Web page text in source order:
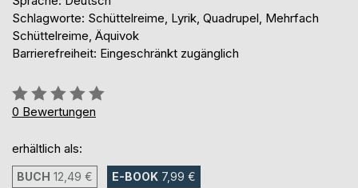
Schlagworte: Schüttelreime, Lyrik, Quadrupel, Mehrfach
Schüttelreime, Äquivok
Barrierefreiheit: Eingeschränkt zugänglich
Bewertung::
0%
0 Bewertungen
erhältlich als:
BUCH 12,49 € E-BOOK 7,99 €